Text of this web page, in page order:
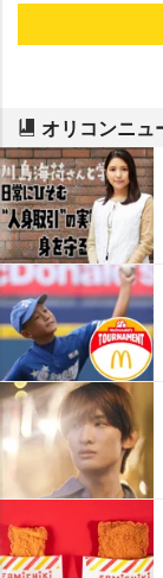
オリコンニュ